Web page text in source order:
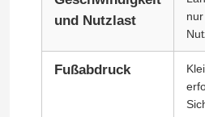
und Nutzlast
Fußabdruck